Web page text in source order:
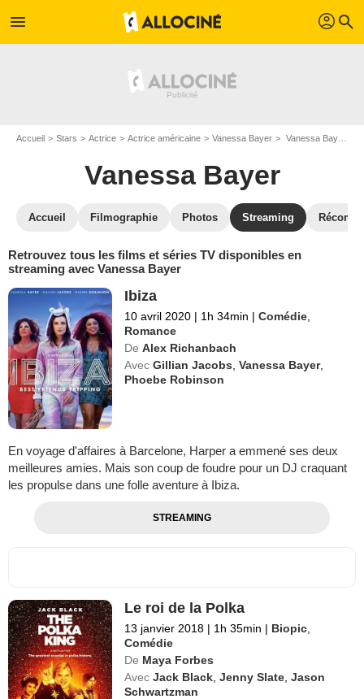
menu profil search
Accueil Stars Actrice Actrice américaine Vanessa Bayer Vanessa Bayer : Films et séries online
Vanessa Bayer
Accueil Filmographie Photos Streaming
Retrouvez tous les films et séries TV disponibles en
streaming avec Vanessa Bayer
Ibiza
10 avril 2020 | 1h 34min | Comédie
Romance
De Alex Richanbach
Avec Gillian Jacobs ,Vanessa Bayer,
Phoebe Robinson
En voyage d'affaires à Barcelone, Harper a emmené ses deux
meilleures amies. Mais son coup de foudre pour un DJ craquant
les propulse dans une folle aventure à Ibiza.
STREAMING
Le roi de la Polka
13 janvier 2018 | 1h 35min | Biopic
Comédie
De Maya Forbes
Avec Jack Black ,Jenny Slate ,Jason
Schwartzman